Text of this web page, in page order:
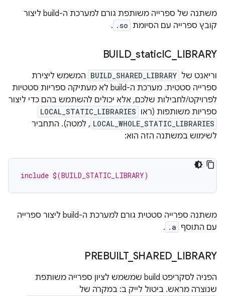
משתנה של ספרייה משותפת גורם למערכת ה-build ליצור
קובץ ספרייה עם הסיומת .so
.
BUILD_ staticIC LIBRARY
וריאנט של BUILD_SHARED_LIBRARY המשמש ליצירת
ספרייה סטטית. מערכת ה-build לא מעתיקה ספריות סטטיות
לפרויקט/לחבילות שלכם, אלא יכולים להשתמש בהם כדי ליצור
ספריות משותפות (ראו LOCAL_STATIC_LIBRARIES
LOCAL_WHOLE_STATIC_LIBRARIES , למטה). התחביר
לשימוש במשתנה הזה הוא:
include $(BUILD_STATIC_LIBRARY)
משתנה ספרייה סטטית גורם למערכת ה-build ליצור ספרייה
עם התוסף .a
.
PREBUILT_ SHARED LIBRARY
הפניה לסקריפט build שמשמש לציון ספרייה משותפת
שנוצרה מראש. ביטול לייק ב: במקרה של